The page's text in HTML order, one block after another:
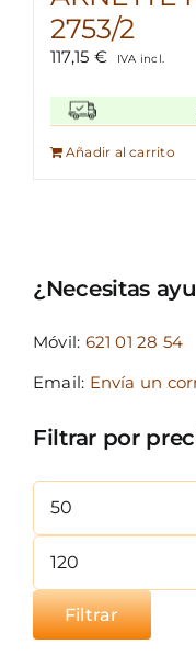
2753/2
117,15 € IVA incl.
Añadir al carrito
¿Necesitas
Móvil: 621 01 28 54
Email: Envía un
Filtrar por
Precio
mínimo
Precio
máximo
Filtrar